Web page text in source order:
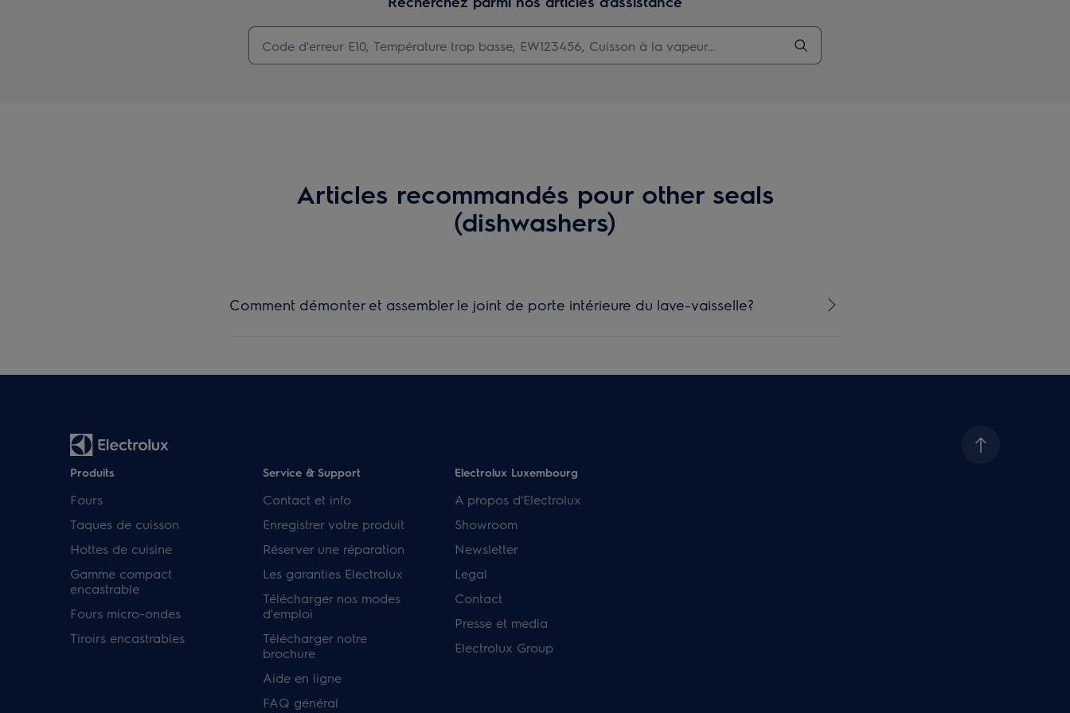
Articles recommandés pour other seals
(dishwashers)
Comment démonter et assembler le joint de porte intérieure du lave-vaisselle?
Produits
Fours
Taques de cuisson
Hottes de cuisine
Gamme compact
encastrable
Fours micro-ondes
Tiroirs encastrables
Service & Support
Contact et info
Enregistrer votre produit
Réserver une réparation
Les garanties Electrolux
Télécharger nos modes
d'emploi
Télécharger notre
brochure
Aide en ligne
FAQ général
Electrolux Luxembourg
A propos d'Electrolux
Showroom
Newsletter
Legal
Contact
Presse et media
Electrolux Group